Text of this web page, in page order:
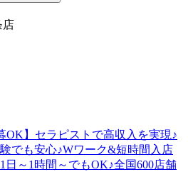
店
OK】セラピストで高収入を実現♪
でも安心♪Wワーク&短時間入店
～1時間～でもOK♪全国600店舗